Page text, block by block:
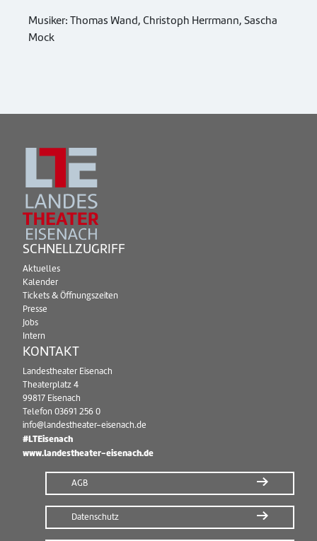
Musiker: Thomas Wand, Christoph Herrmann, Sascha
Mock
SCHNELLZUGRIFF
Aktuelles
Kalender
Tickets & Öffnungszeiten
Presse
Jobs
Intern
KONTAKT
Landestheater Eisenach
Theaterplatz 4
99817 Eisenach
Telefon 03691 256 0
info@landestheater-eisenach.de
#LTEisenach
www.landestheater-eisenach.de
AGB
Datenschutz